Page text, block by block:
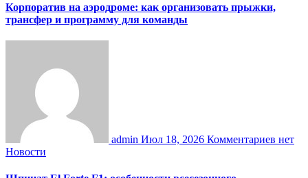
Корпоратив на аэродроме: как организовать прыжки,
трансфер и программу для команды
admin Июл 18, 2026 Комментариев нет
Новости